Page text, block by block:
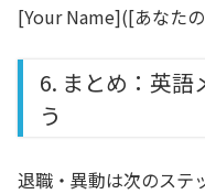
[Your Name]([あなた
6. まとめ：英語
う
退職・異動は次のステ